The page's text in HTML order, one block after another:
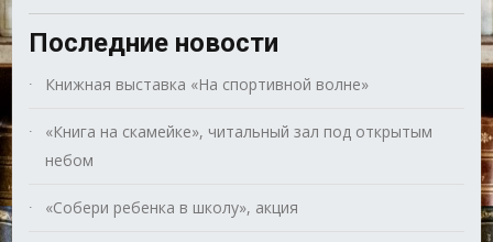
Последние новости
Книжная выставка «На спортивной волне»
«Книга на скамейке», читальный зал под открытым
небом
«Собери ребенка в школу», акция